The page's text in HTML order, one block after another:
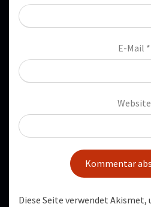
E-Mail *
Website
Diese Seite verwendet Akismet,